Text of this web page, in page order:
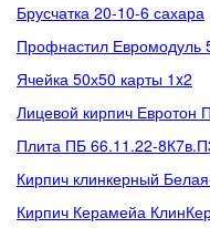
Брусчатка 20-10-6 сахара
Профнастил Евромодуль
Ячейка 50х50 карты 1x2
Лицевой кирпич Евротон
Плита ПБ 66.11.22-
Кирпич клинкерный
Кирпич Керамейа